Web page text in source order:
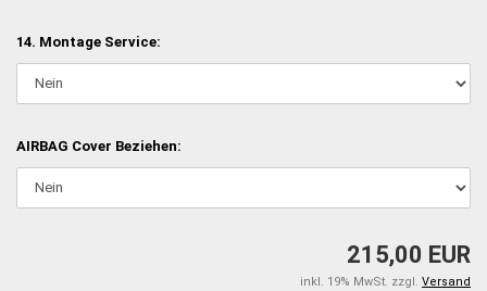
14. Montage Service:
AIRBAG Cover Beziehen:
215,00 EUR
inkl. 19% MwSt. zzgl. Versand